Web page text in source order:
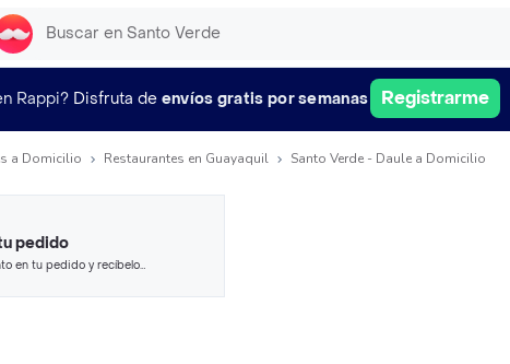
Rappi? Disfruta de envíos gratis por semanas Registrarme
a Domicilio Restaurantes en Guayaquil Santo Verde - Daule a Domicilio
pedido
en tu pedido y recíbelo